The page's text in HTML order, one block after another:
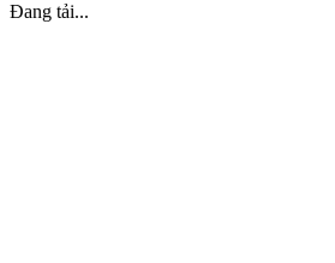
Đang tải...